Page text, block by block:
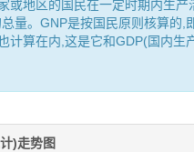
或地区的国民在一定时期内生产
量。GNP是按国民原则核算的,
计算在内,这是它和GDP(国内生
)走势图